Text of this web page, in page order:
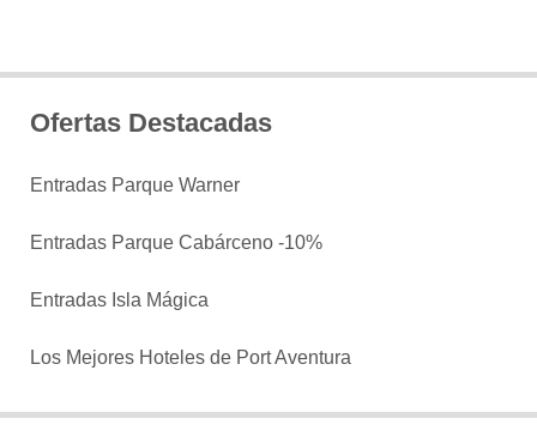
Ofertas Destacadas
Entradas Parque Warner
Entradas Parque Cabárceno -10%
Entradas Isla Mágica
Los Mejores Hoteles de Port Aventura